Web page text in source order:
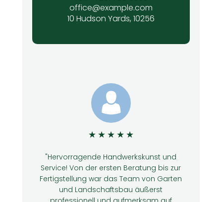
office@example.com
10 Hudson Yards, 10256
★ ★ ★ ★ ★
"Hervorragende Handwerkskunst und
Service! Von der ersten Beratung bis zur
Fertigstellung war das Team von Garten
und Landschaftsbau äußerst